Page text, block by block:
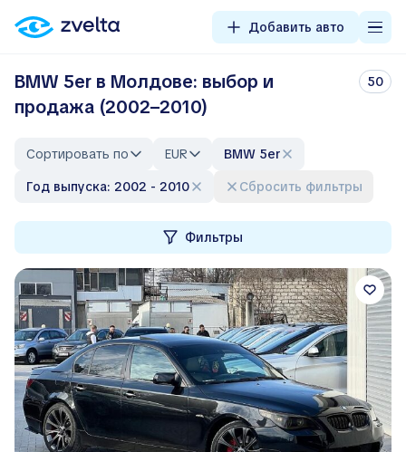
Добавить авто
BMW 5er в Молдове: выбор и
продажа (2002–2010)
50
Сортировать по EUR
BMW 5er
Год выпуска: 2002 - 2010
Сбросить фильтры
Фильтры